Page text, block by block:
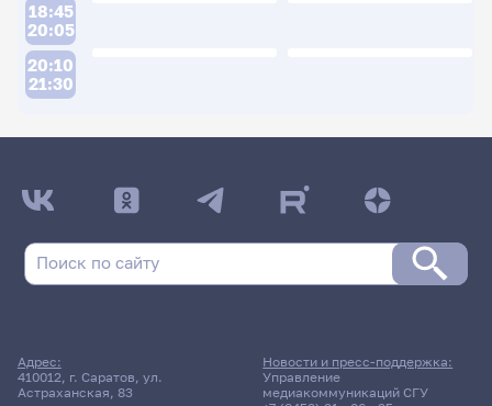
18:45
20:05
20:10
21:30
ДАТА ПОСЛЕДНЕГО ОБНОВЛЕНИЯ:
24.05.2026
Валерьевна
30 января 2026 г. 10:00
Адрес:
410012, г. Саратов, ул.
Астраханская, 83
Новости и пресс-поддержка:
Управление
медиакоммуникаций СГУ